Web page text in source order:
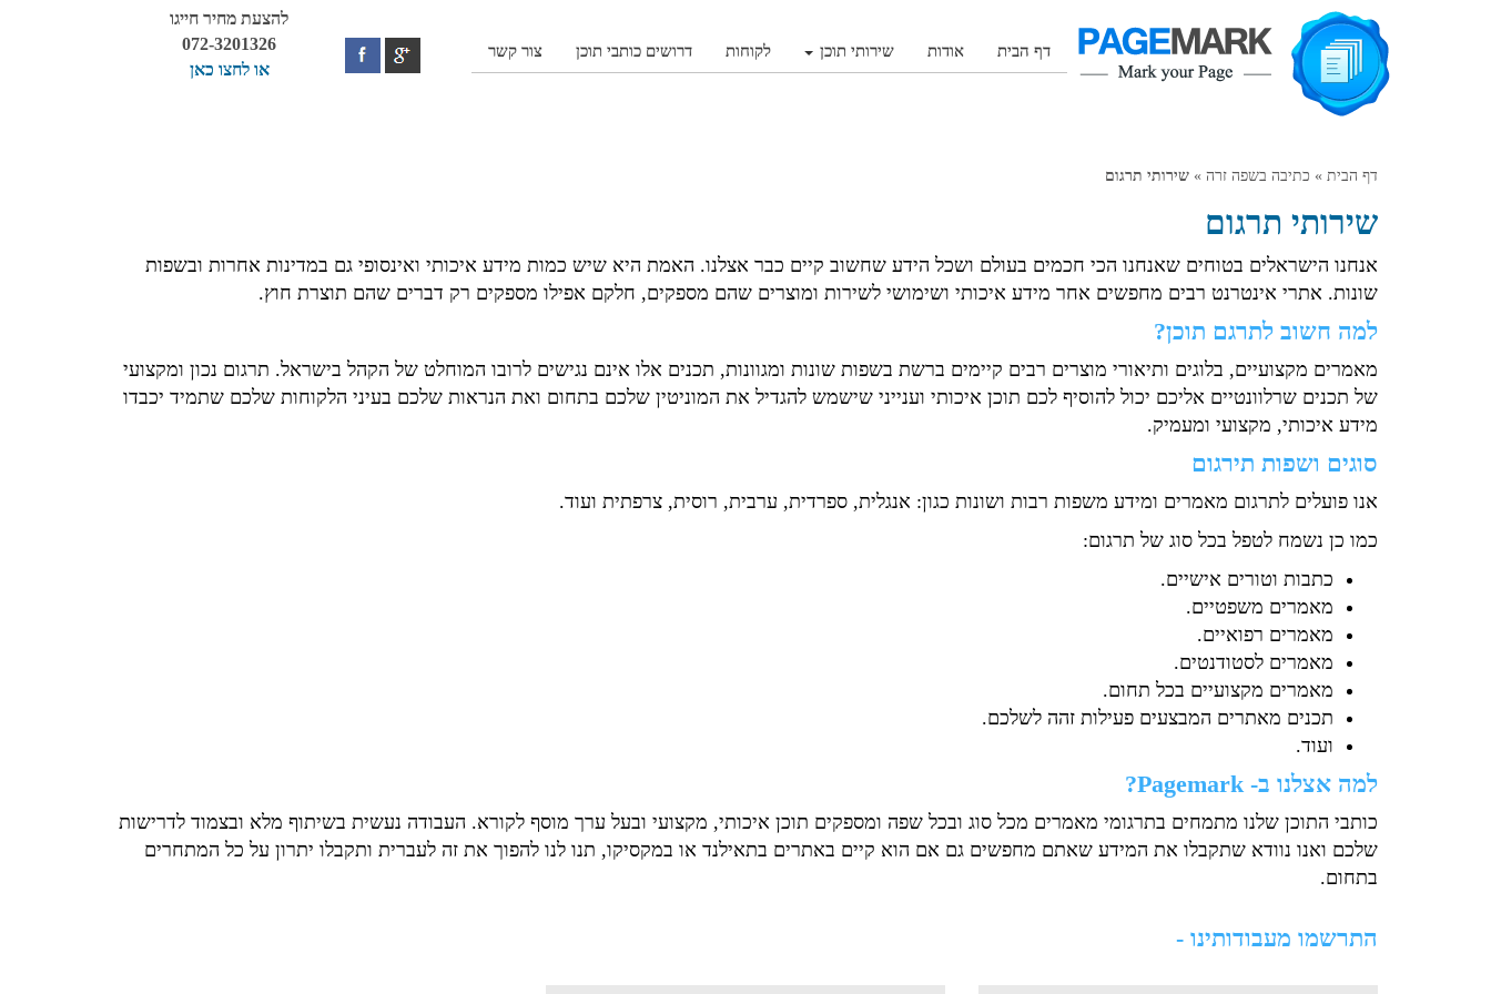
דף הבית אודות שירותי תוכן לקוחות דרושים כותבי תוכן צור קשר
להצעת מחיר חייגו
072-3201326
או לחצו כאן
דף הבית » כתיבה בשפה זרה » שירותי תרגום
שירותי תרגום
אנחנו הישראלים בטוחים שאנחנו הכי חכמים בעולם ושכל הידע שחשוב קיים כבר אצלנו. האמת היא שיש כמות מידע איכותי ואינסופי גם במדינות אחרות ובשפות
שונות. אתרי אינטרנט רבים מחפשים אחר מידע איכותי ושימושי לשירות ומוצרים שהם מספקים, חלקם אפילו מספקים רק דברים שהם תוצרת חוץ.
למה חשוב לתרגם תוכן?
מאמרים מקצועיים, בלוגים ותיאורי מוצרים רבים קיימים ברשת בשפות שונות ומגוונות, תכנים אלו אינם נגישים לרובו המוחלט של הקהל בישראל. תרגום נכון ומקצועי
של תכנים שרלוונטיים אליכם יכול להוסיף לכם תוכן איכותי וענייני שישמש להגדיל את המוניטין שלכם בתחום ואת הנראות שלכם בעיני הלקוחות שלכם שתמיד יכבדו
מידע איכותי, מקצועי ומעמיק.
סוגים ושפות תירגום
אנו פועלים לתרגום מאמרים ומידע משפות רבות ושונות כגון: אנגלית, ספרדית, ערבית, רוסית, צרפתית ועוד.
כמו כן נשמח לטפל בכל סוג של תרגום:
כתבות וטורים אישיים.
מאמרים משפטיים.
מאמרים רפואיים.
מאמרים לסטודנטים.
מאמרים מקצועיים בכל תחום.
תכנים מאתרים המבצעים פעילות זהה לשלכם.
ועוד.
למה אצלנו ב- Pagemark?
כותבי התוכן שלנו מתמחים בתרגומי מאמרים מכל סוג ובכל שפה ומספקים תוכן איכותי, מקצועי ובעל ערך מוסף לקורא. העבודה נעשית בשיתוף מלא ובצמוד לדרישות
שלכם ואנו נוודא שתקבלו את המידע שאתם מחפשים גם אם הוא קיים באתרים בתאילנד או במקסיקו, תנו לנו להפוך את זה לעברית ותקבלו יתרון על כל המתחרים
בתחום.
התרשמו מעבודותינו -